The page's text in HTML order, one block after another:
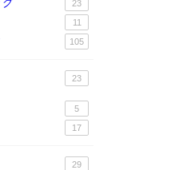
23
11
105
23
5
17
29